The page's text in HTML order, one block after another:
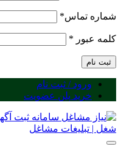
شماره تماس*
کلمه عبور *
ثبت نام
ورود / ثبت نام
خرید پلن عضویت